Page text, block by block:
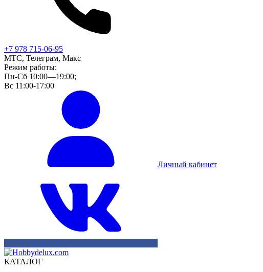
+7 978 715-06-95
МТС, Телеграм, Макс
Режим работы:
Пн-Сб 10:00—19:00;
Вс 11:00-17:00
Личный кабинет
КАТАЛОГ